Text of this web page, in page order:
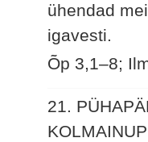
ühendad
igavesti.
Õp 3,1–8;
21.